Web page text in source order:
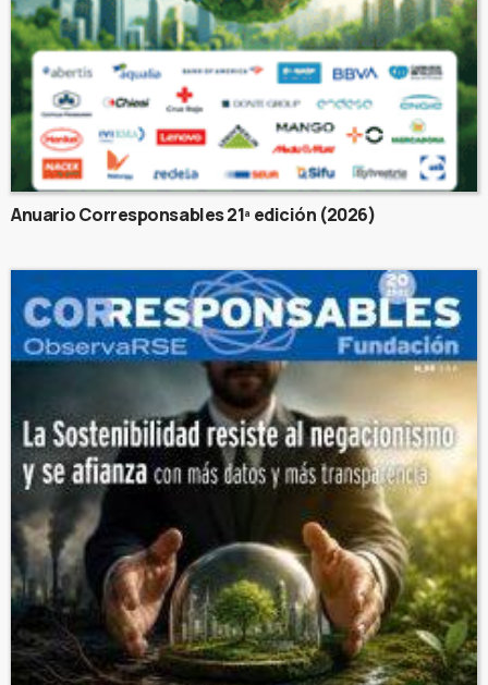
Anuario Corresponsables 21ª edición (2026)